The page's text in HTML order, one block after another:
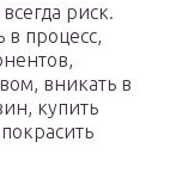
риск.
в процесс,
вникать в
купить